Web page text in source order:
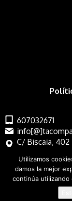
607032671
C/ Biscaia, 402
Utilizamos
damos la mejor
continúa utilizando